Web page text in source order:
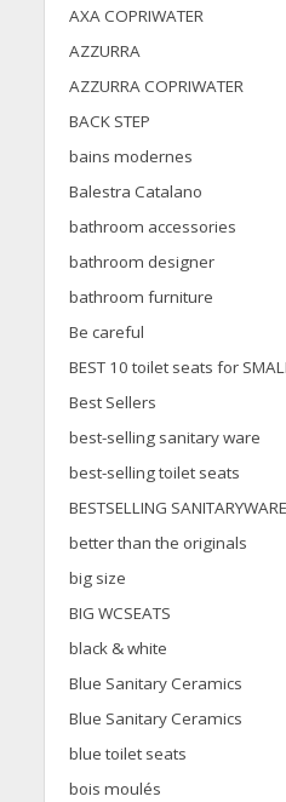
AXA COPRIWATER
AZZURRA
AZZURRA COPRIWATER
BACK STEP
bains modernes
Balestra Catalano
bathroom accessories
bathroom designer
bathroom furniture
Be careful
BEST 10 toilet seats for
Best Sellers
best-selling sanitary ware
best-selling toilet seats
BESTSELLING SANITARYWARE
better than the originals
big size
BIG WCSEATS
black & white
Blue Sanitary Ceramics
Blue Sanitary Ceramics
blue toilet seats
bois moulés